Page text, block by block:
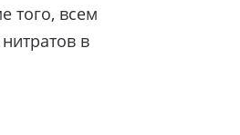
того, всем
в